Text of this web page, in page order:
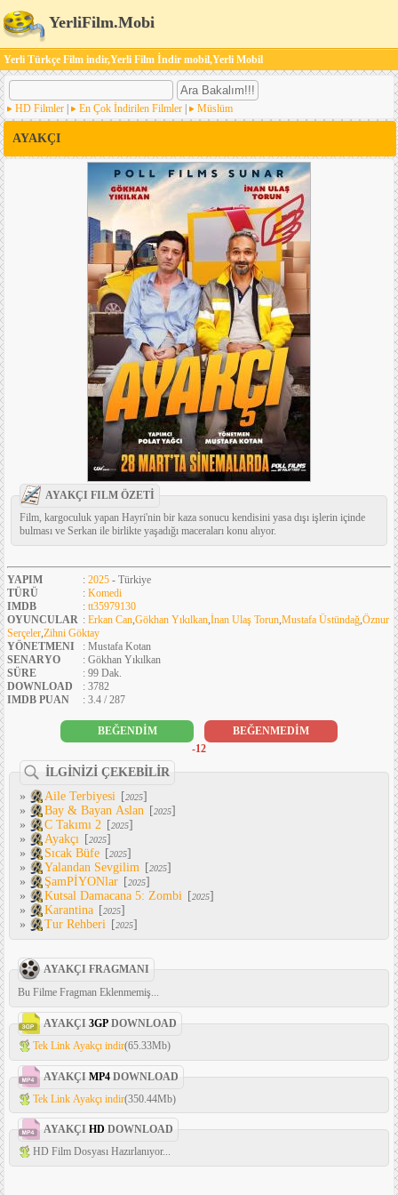
YerliFilm.Mobi
Yerli Türkçe Film indir,Yerli Film İndir mobil,Yerli Mobil
HD Filmler En Çok İndirilen Filmler Müslüm
AYAKÇI
AYAKÇI FILM ÖZETİ
Film, kargoculuk yapan Hayri'nin bir kaza sonucu kendisini yasa dışı işlerin içinde
bulması ve Serkan ile birlikte yaşadığı maceraları konu alıyor.
YAPIM : 2025 - Türkiye
TÜRÜ
: Komedi
IMDB
: tt35979130
OYUNCULAR : Erkan Can Gökhan Yıkılkan İnan Ulaş Torun Mustafa Üstündağ Öznur
Serçeler Zihni Göktay
YÖNETMENI
: Mustafa Kotan
SENARYO
: Gökhan Yıkılkan
SÜRE
: 99 Dak.
DOWNLOAD
: 3782
IMDB PUAN
: 3.4 / 287
BEĞENDİM
BEĞENMEDİM
-12
İLGİNİZİ ÇEKEBİLİR
»
Aile Terbiyesi [2025]
»
Bay & Bayan Aslan [2025]
»
C Takımı 2 [2025]
»
Ayakçı [2025]
»
Sıcak Büfe [2025]
»
Yalandan Sevgilim [2025]
»
ŞamPİYONlar [2025]
»
Kutsal Damacana 5: Zombi [2025]
»
Karantina [2025]
»
Tur Rehberi [2025]
AYAKÇI FRAGMANI
Bu Filme Fragman Eklenmemiş...
AYAKÇI 3GP DOWNLOAD
Tek Link Ayakçı indir(65.33Mb)
AYAKÇI MP4 DOWNLOAD
Tek Link Ayakçı indir(350.44Mb)
AYAKÇI HD DOWNLOAD
HD Film Dosyası Hazırlanıyor...